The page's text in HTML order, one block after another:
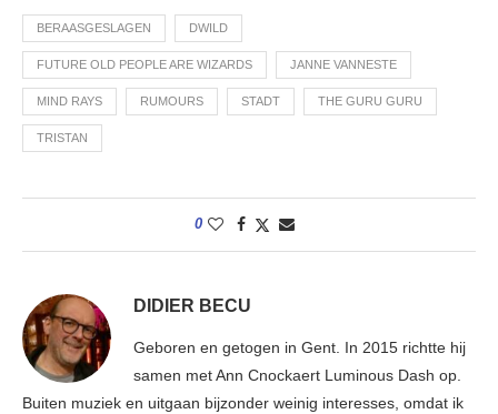
BERAASGESLAGEN DWILD
FUTURE OLD PEOPLE ARE WIZARDS JANNE VANNESTE
MIND RAYS RUMOURS STADT THE GURU GURU
TRISTAN
0
DIDIER BECU
Geboren en getogen in Gent. In 2015 richtte hij
samen met Ann Cnockaert Luminous Dash op.
Buiten muziek en uitgaan bijzonder weinig interesses, omdat ik